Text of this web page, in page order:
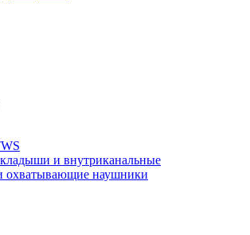
и внутриканальные
охватывающие наушники